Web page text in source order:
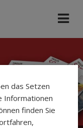
das Setzen
Informationen
finden Sie